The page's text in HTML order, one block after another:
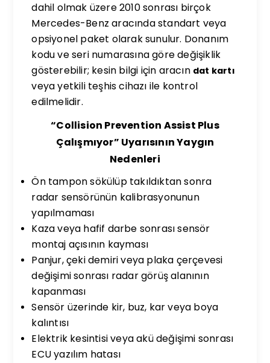
dahil olmak üzere 2010 sonrası birçok
Mercedes-Benz aracında standart veya
opsiyonel paket olarak sunulur. Donanım
kodu ve seri numarasına göre değişiklik
gösterebilir; kesin bilgi için aracın dat kartı
veya yetkili teşhis cihazı ile kontrol
edilmelidir.
“Collision Prevention Assist Plus
Çalışmıyor” Uyarısının Yaygın
Nedenleri
Ön tampon sökülüp takıldıktan sonra
radar sensörünün kalibrasyonunun
yapılmaması
Kaza veya hafif darbe sonrası sensör
montaj açısının kayması
Panjur, çeki demiri veya plaka çerçevesi
değişimi sonrası radar görüş alanının
kapanması
Sensör üzerinde kir, buz, kar veya boya
kalıntısı
Elektrik kesintisi veya akü değişimi sonrası
ECU yazılım hatası